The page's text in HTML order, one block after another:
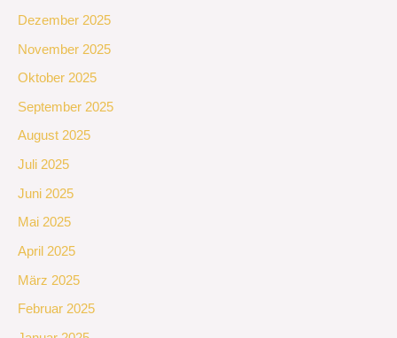
Dezember 2025
November 2025
Oktober 2025
September 2025
August 2025
Juli 2025
Juni 2025
Mai 2025
April 2025
März 2025
Februar 2025